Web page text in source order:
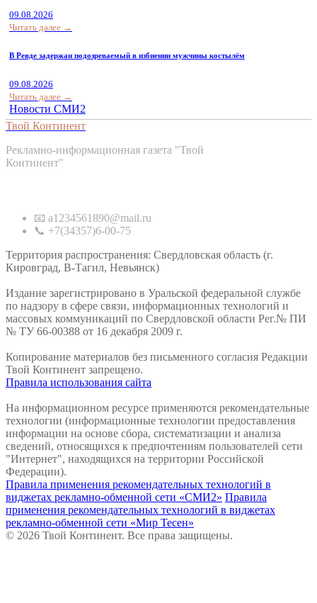
09.08.2026
Читать далее →
В Ревде задержан подозреваемый в избиении мужчины костылём
09.08.2026
Читать далее →
Новости СМИ2
Твой Континент
Рекламно-информационная газета "Твой
Континент"
📧 a1234561890@mail.ru
📞 +7(34357)6-00-75
Территория распространения: Свердловская область (г.
Кировград, В-Тагил, Невьянск)
Издание зарегистрировано в Уральской федеральной службе
по надзору в сфере связи, информационных технологий и
массовых коммуникаций по Свердловской области Рег.№ ПИ
№ ТУ 66-00388 от 16 декабря 2009 г.
Копирование материалов без письменного согласия Редакции
Твой Континент запрещено.
Правила использования сайта
На информационном ресурсе применяются рекомендательные
технологии (информационные технологии предоставления
информации на основе сбора, систематизации и анализа
сведений, относящихся к предпочтениям пользователей сети
"Интернет", находящихся на территории Российской
Федерации).
Правила применения рекомендательных технологий в
виджетах рекламно-обменной сети «СМИ2» Правила
применения рекомендательных технологий в виджетах
рекламно-обменной сети «Мир Тесен»
© 2026 Твой Континент. Все права защищены.